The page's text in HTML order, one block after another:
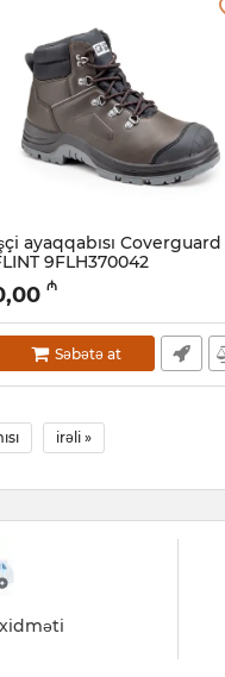
ayaqqabısı Coverguard
9FLH370042
028001031
₼
Səbətə at
irəli »
xidməti